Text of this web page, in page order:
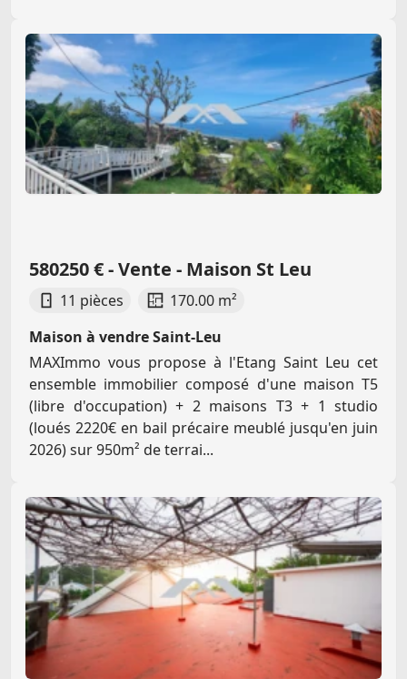
580250 € - Vente - Maison St Leu
11 pièces
170.00 m²
Maison à vendre Saint-Leu
MAXImmo vous propose à l'Etang Saint Leu cet
ensemble immobilier composé d'une maison T5
(libre d'occupation) + 2 maisons T3 + 1 studio
(loués 2220€ en bail précaire meublé jusqu'en juin
2026) sur 950m² de terrai...